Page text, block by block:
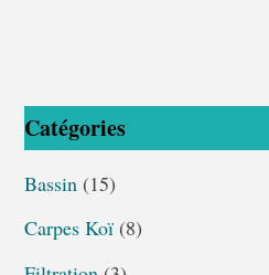
Catégories
Bassin (15)
Carpes Koï(8)